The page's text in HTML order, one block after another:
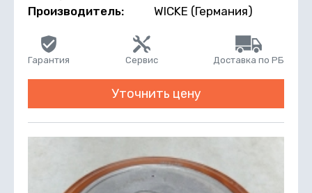
Производитель:
WICKE (Германия)
Гарантия Сервис Доставка по РБ
Уточнить цену